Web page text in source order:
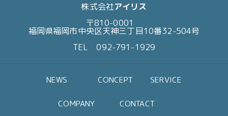
株式会社アイリス
〒810-0001
福岡県福岡市中央区天神三丁目10番32-504号
TEL 092-791-1929
NEWS CONCEPT SERVICE
COMPANY CONTACT